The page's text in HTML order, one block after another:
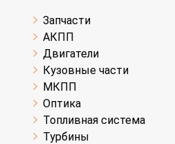
Запчасти
АКПП
Двигатели
Кузовные части
МКПП
Оптика
Топливная система
Турбины